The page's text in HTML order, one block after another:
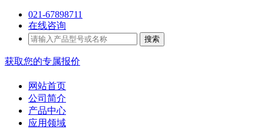
021-67898711
在线咨询
搜索
获取您的专属报价
网站首页
公司简介
产品中心
应用领域